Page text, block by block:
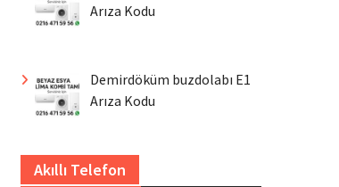
Arıza Kodu
Demirdöküm buzdolabı E1
Arıza Kodu
Akıllı Telefon